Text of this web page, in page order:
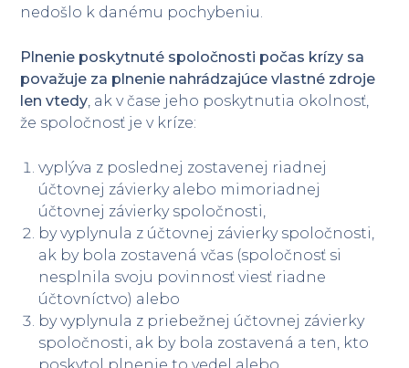
nedošlo k danému pochybeniu.
Plnenie poskytnuté spoločnosti počas krízy sa
považuje za plnenie nahrádzajúce vlastné zdroje
len vtedy, ak v čase jeho poskytnutia okolnosť,
že spoločnosť je v kríze:
vyplýva z poslednej zostavenej riadnej
účtovnej závierky alebo mimoriadnej
účtovnej závierky spoločnosti,
by vyplynula z účtovnej závierky spoločnosti,
ak by bola zostavená včas (spoločnosť si
nesplnila svoju povinnosť viesť riadne
účtovníctvo) alebo
by vyplynula z priebežnej účtovnej závierky
spoločnosti, ak by bola zostavená a ten, kto